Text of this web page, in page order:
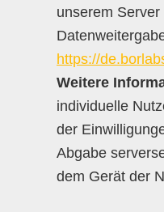
unserem
https://
Weitere
individuelle
der
Abgabe
dem Gerät der